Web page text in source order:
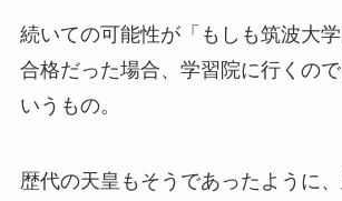
続いての可能性が「もしも筑波大
合格だった場合、学習院に行くの
いうもの。
歴代の天皇もそうであったように